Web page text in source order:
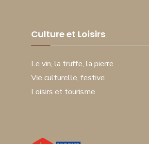
Culture et Loisirs
Le vin, la truffe, la pierre
Vie culturelle, festive
Loisirs et tourisme